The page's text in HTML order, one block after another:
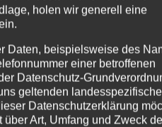
Traumurlaub im Allgäu
im Allgäu – und
holen wir generell eine
Daten, beispielsweise des
einer betroffenen
Datenschutz-
geltenden
Datenschutzerklärung
Art, Umfang und Zweck